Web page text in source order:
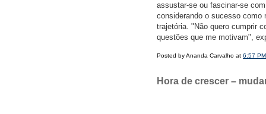
assustar-se ou fascinar-se
considerando o sucesso como
trajetória. "Não quero cumprir
questões que me motivam",
Posted by Ananda Carvalho at 6:57 PM
Hora de crescer –